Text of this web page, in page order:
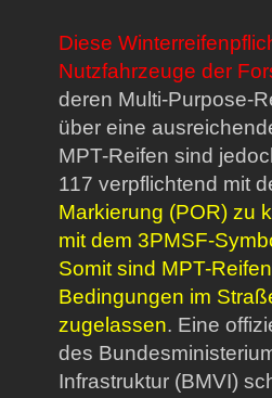
Diese
Nutzfahrzeuge der
deren Multi-Purpose-
über eine
MPT-Reifen sind
117 verpflichtend mit
Markierung (POR) zu
mit dem 3PMSF-
Somit sind MPT-
Bedingungen im
zugelassen. Eine
des
Infrastruktur (BMVI)